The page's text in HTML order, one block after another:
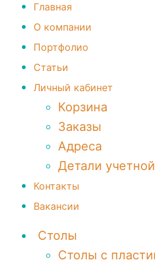
Главная
О компании
Портфолио
Статьи
Личный кабинет
Корзина
Заказы
Адреса
Детали
Контакты
Вакансии
Столы
Столы с